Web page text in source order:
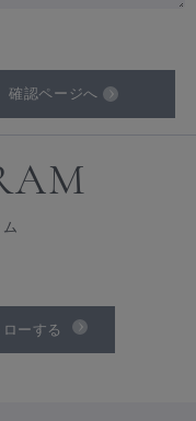
確認ページへ
ーする